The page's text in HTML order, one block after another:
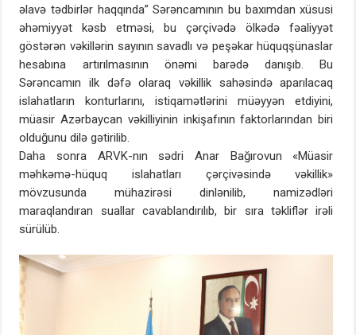
əlavə tədbirlər haqqında” Sərəncamının bu baxımdan xüsusi
əhəmiyyət kəsb etməsi, bu çərçivədə ölkədə fəaliyyət
göstərən vəkillərin sayının savadlı və peşəkar hüquqşünaslar
hesabına artırılmasının önəmi barədə danışıb. Bu
Sərəncamın ilk dəfə olaraq vəkillik sahəsində aparılacaq
islahatların konturlarını, istiqamətlərini müəyyən etdiyini,
müasir Azərbaycan vəkilliyinin inkişafının faktorlarından biri
olduğunu dilə gətirilib.
Daha sonra ARVK-nın sədri Anar Bağırovun «Müasir
məhkəmə-hüquq islahatları çərçivəsində vəkillik»
mövzusunda mühazirəsi dinlənilib, namizədləri
maraqlandıran suallar cavablandırılıb, bir sıra təkliflər irəli
sürülüb.